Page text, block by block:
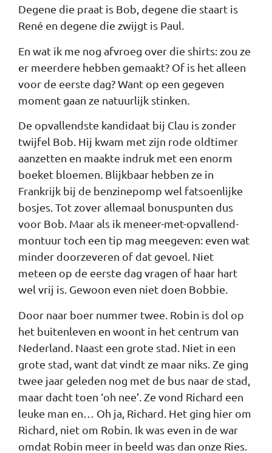
Degene die praat is Bob, degene die staart is
René en degene die zwijgt is Paul.
En wat ik me nog afvroeg over die shirts: zou ze
er meerdere hebben gemaakt? Of is het alleen
voor de eerste dag? Want op een gegeven
moment gaan ze natuurlijk stinken.
De opvallendste kandidaat bij Clau is zonder
twijfel Bob. Hij kwam met zijn rode oldtimer
aanzetten en maakte indruk met een enorm
boeket bloemen. Blijkbaar hebben ze in
Frankrijk bij de benzinepomp wel fatsoenlijke
bosjes. Tot zover allemaal bonuspunten dus
voor Bob. Maar als ik meneer-met-opvallend-
montuur toch een tip mag meegeven: even wat
minder doorzeveren of dat gevoel. Niet
meteen op de eerste dag vragen of haar hart
wel vrij is. Gewoon even niet doen Bobbie.
Door naar boer nummer twee. Robin is dol op
het buitenleven en woont in het centrum van
Nederland. Naast een grote stad. Niet in een
grote stad, want dat vindt ze maar niks. Ze ging
twee jaar geleden nog met de bus naar de stad,
maar dacht toen ‘oh nee’. Ze vond Richard een
leuke man en… Oh ja, Richard. Het ging hier om
Richard, niet om Robin. Ik was even in de war
omdat Robin meer in beeld was dan onze Ries.